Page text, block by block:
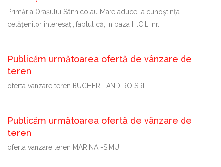
Primăria Oraşului Sânnicolau Mare aduce la cunoştinţa
cetăţenilor interesaţi, faptul că, in baza H.C.L. nr.
Publicăm următoarea ofertă de vânzare de
teren
oferta vanzare teren BUCHER LAND RO SRL
Publicăm următoarea ofertă de vânzare de
teren
oferta vanzare teren MARINA -SIMU